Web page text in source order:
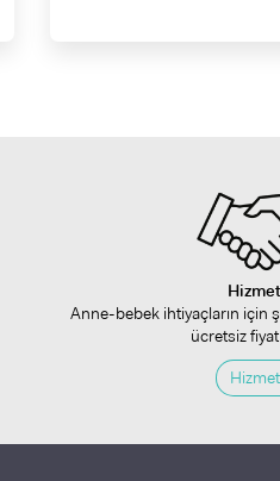
Anne-bebek ihtiyaçların için
ücretsiz